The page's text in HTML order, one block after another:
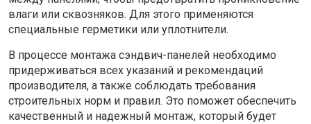
влаги или сквозняков. Для этого применяются
специальные герметики или уплотнители.
В процессе монтажа сэндвич-панелей необходимо
придерживаться всех указаний и рекомендаций
производителя, а также соблюдать требования
строительных норм и правил. Это поможет обеспечить
качественный и надежный монтаж, который будет